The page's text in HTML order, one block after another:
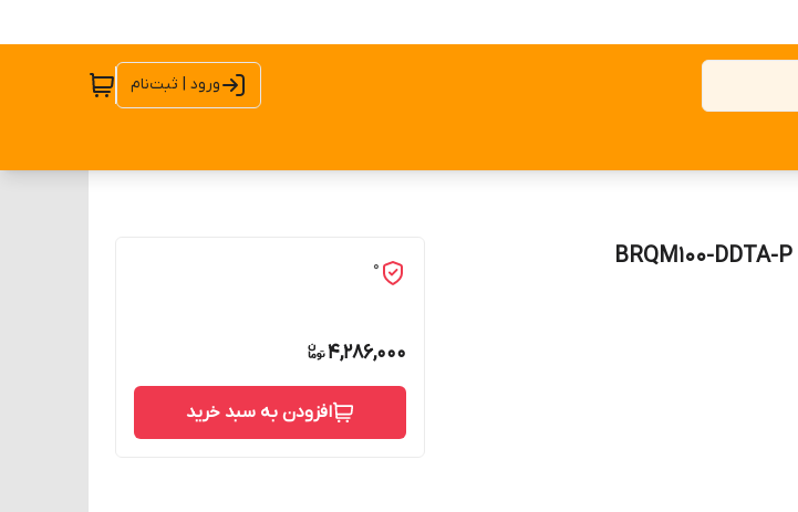
ورود | ثبت‌نام
0
4,286,000
افزودن به سبد خرید